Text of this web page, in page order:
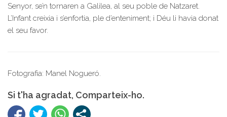
Senyor, se’n tornaren a Galilea, al seu poble de Natzaret.
L’Infant creixia i s’enfortia, ple d’enteniment; i Déu li havia donat
el seu favor.
Fotografia: Manel Nogueró.
Si t'ha agradat, Comparteix-ho.